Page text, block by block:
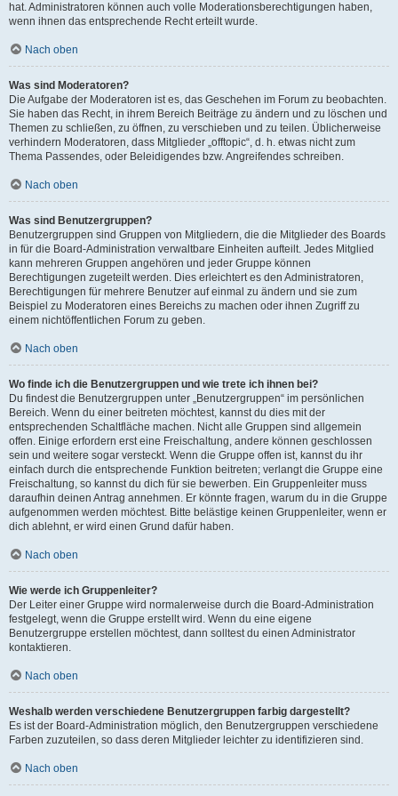
hat. Administratoren können auch volle Moderationsberechtigungen haben,
wenn ihnen das entsprechende Recht erteilt wurde.
Nach oben
Was sind Moderatoren?
Die Aufgabe der Moderatoren ist es, das Geschehen im Forum zu beobachten.
Sie haben das Recht, in ihrem Bereich Beiträge zu ändern und zu löschen und
Themen zu schließen, zu öffnen, zu verschieben und zu teilen. Üblicherweise
verhindern Moderatoren, dass Mitglieder „offtopic“, d. h. etwas nicht zum
Thema Passendes, oder Beleidigendes bzw. Angreifendes schreiben.
Nach oben
Was sind Benutzergruppen?
Benutzergruppen sind Gruppen von Mitgliedern, die die Mitglieder des Boards
in für die Board-Administration verwaltbare Einheiten aufteilt. Jedes Mitglied
kann mehreren Gruppen angehören und jeder Gruppe können
Berechtigungen zugeteilt werden. Dies erleichtert es den Administratoren,
Berechtigungen für mehrere Benutzer auf einmal zu ändern und sie zum
Beispiel zu Moderatoren eines Bereichs zu machen oder ihnen Zugriff zu
einem nichtöffentlichen Forum zu geben.
Nach oben
Wo finde ich die Benutzergruppen und wie trete ich ihnen bei?
Du findest die Benutzergruppen unter „Benutzergruppen“ im persönlichen
Bereich. Wenn du einer beitreten möchtest, kannst du dies mit der
entsprechenden Schaltfläche machen. Nicht alle Gruppen sind allgemein
offen. Einige erfordern erst eine Freischaltung, andere können geschlossen
sein und weitere sogar versteckt. Wenn die Gruppe offen ist, kannst du ihr
einfach durch die entsprechende Funktion beitreten; verlangt die Gruppe eine
Freischaltung, so kannst du dich für sie bewerben. Ein Gruppenleiter muss
daraufhin deinen Antrag annehmen. Er könnte fragen, warum du in die Gruppe
aufgenommen werden möchtest. Bitte belästige keinen Gruppenleiter, wenn er
dich ablehnt, er wird einen Grund dafür haben.
Nach oben
Wie werde ich Gruppenleiter?
Der Leiter einer Gruppe wird normalerweise durch die Board-Administration
festgelegt, wenn die Gruppe erstellt wird. Wenn du eine eigene
Benutzergruppe erstellen möchtest, dann solltest du einen Administrator
kontaktieren.
Nach oben
Weshalb werden verschiedene Benutzergruppen farbig dargestellt?
Es ist der Board-Administration möglich, den Benutzergruppen verschiedene
Farben zuzuteilen, so dass deren Mitglieder leichter zu identifizieren sind.
Nach oben